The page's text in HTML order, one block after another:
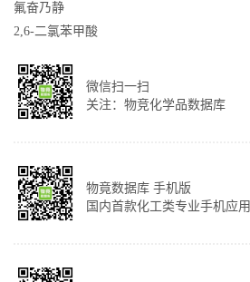
氟奋乃静
2,6-二氯苯甲酸
微信扫一扫
关注：物竞化学品数据库
物竟数据库 手机版
国内首款化工类专业手机应用